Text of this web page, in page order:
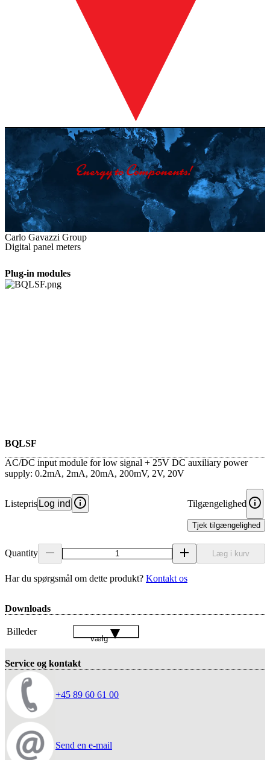
Carlo Gavazzi Group
Digital panel meters
Plug-in modules
BQLSF
AC/DC input module for low signal + 25V DC auxiliary power
supply: 0.2mA, 2mA, 20mA, 200mV, 2V, 20V
Listepris Log ind Tilgængelighed
Tjek tilgængelighed
Quantity Læg i kurv
Har du spørgsmål om dette produkt? Kontakt os
Downloads
Billeder
vælg
Service og kontakt
+45 89 60 61 00
Send en e-mail